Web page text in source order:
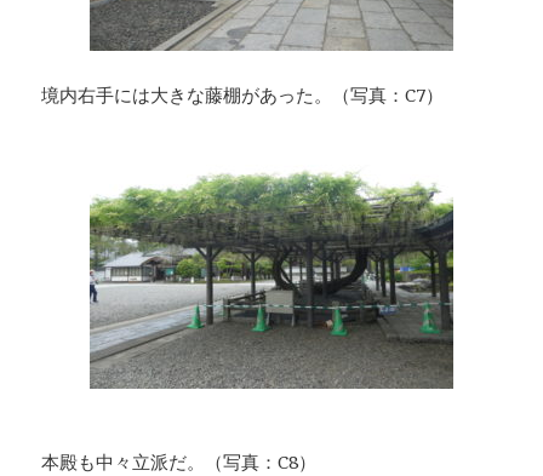
境内右手には大きな藤棚があった。（写真：C7）
本殿も中々立派だ。（写真：C8）